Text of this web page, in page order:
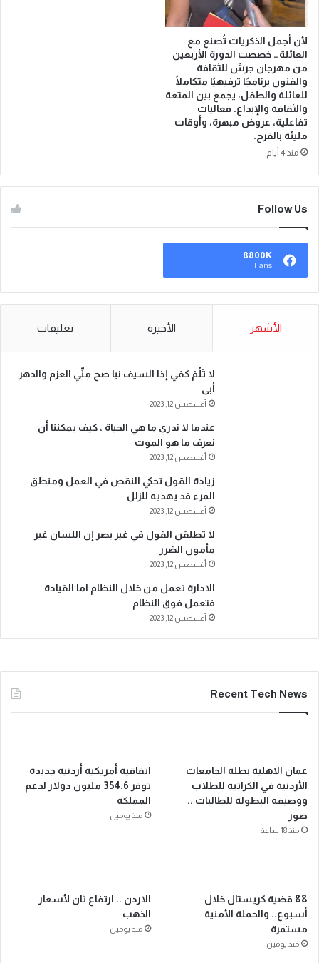
لأن أجمل الذكريات تُصنع مع
العائلة… خصصت الدورة الأربعين
من مهرجان جرش للثقافة
والفنون برنامجًا ترفيهيًا متكاملًا
للعائلة والطفل، يجمع بين المتعة
والثقافة والإبداع. فعاليات
تفاعلية، عروض مبهرة، وأوقات
مليئة بالفرح.
منذ 4 أيام
Follow Us
8800K
Fans
الأشهر الأخيرة تعليقات
لا تَلُمْ كفي إذا السيف نبا صح مِنِّي العزم والدهر
أبى
أغسطس 12, 2023
عندما لا ندري ما هي الحياة ، كيف يمكننا أن
نعرف ما هو الموت
أغسطس 12, 2023
زيادة القول تحكي النقص في العمل ومنطق
المرء قد يهديه للزلل
أغسطس 12, 2023
لا تطلقن القول في غير بصر إن اللسان غير
مأمون الضرر
أغسطس 12, 2023
الادارة تعمل من خلال النظام اما القيادة
فتعمل فوق النظام
أغسطس 12, 2023
Recent Tech News
عمان الاهلية بطلة الجامعات
الأردنية في الكراتيه للطلاب
ووصيفه البطولة للطالبات ..
صور
منذ 18 ساعة
اتفاقية أمريكية أردنية جديدة
توفر 354.6 مليون دولار لدعم
المملكة
منذ يومين
88 قضية كريستال خلال
أسبوع.. والحملة الأمنية
مستمرة
منذ يومين
الاردن .. ارتفاع ثان لأسعار
الذهب
منذ يومين